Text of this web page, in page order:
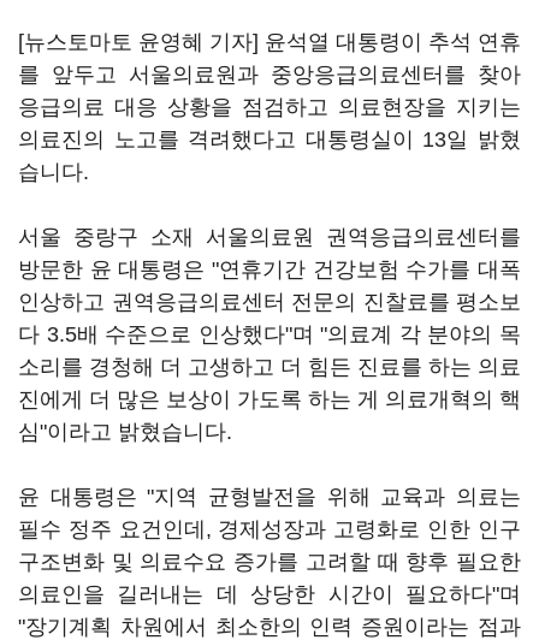
[뉴스토마토 윤영혜 기자] 윤석열 대통령이 추석 연휴
를 앞두고 서울의료원과 중앙응급의료센터를 찾아
응급의료 대응 상황을 점검하고 의료현장을 지키는
의료진의 노고를 격려했다고 대통령실이 13일 밝혔
습니다.
서울 중랑구 소재 서울의료원 권역응급의료센터를
방문한 윤 대통령은 "연휴기간 건강보험 수가를 대폭
인상하고 권역응급의료센터 전문의 진찰료를 평소보
다 3.5배 수준으로 인상했다"며 "의료계 각 분야의 목
소리를 경청해 더 고생하고 더 힘든 진료를 하는 의료
진에게 더 많은 보상이 가도록 하는 게 의료개혁의 핵
심"이라고 밝혔습니다.
윤 대통령은 "지역 균형발전을 위해 교육과 의료는
필수 정주 요건인데, 경제성장과 고령화로 인한 인구
구조변화 및 의료수요 증가를 고려할 때 향후 필요한
의료인을 길러내는 데 상당한 시간이 필요하다"며
"장기계획 차원에서 최소한의 인력 증원이라는 점과